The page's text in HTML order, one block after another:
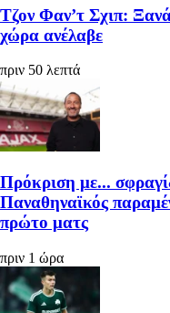
Τζον Φαν’τ Σχιπ:
χώρα ανέλαβε
πριν 50 λεπτά
Πρόκριση με...
Παναθηναϊκός
πρώτο ματς
πριν 1 ώρα